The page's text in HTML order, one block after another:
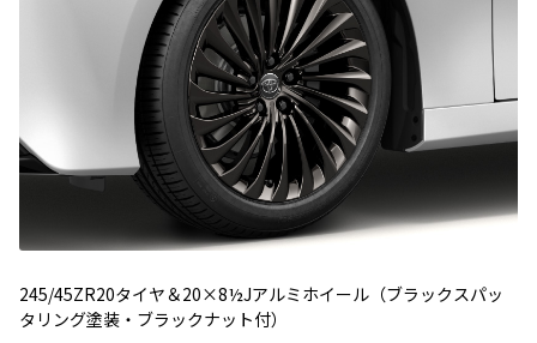
245/45ZR20タイヤ＆20×8½Jアルミホイール（ブラックスパッ
タリング塗装・ブラックナット付）